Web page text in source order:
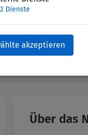
2 Dienste
akzeptieren
Über das